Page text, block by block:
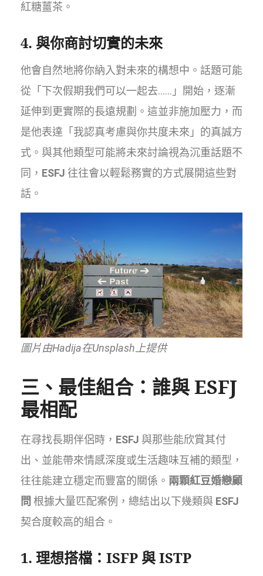
紅糖薑茶。
4. 與你商討切實的未來
他會自然地將你納入對未來的構想中。話題可能
從「下次假期我們可以一起去……」開始，逐漸
延伸到更實際的長遠規劃。這並非施加壓力，而
是他表達「我認真考慮與你共度未來」的真誠方
式。與其他類型可能將未來討論視為沉重話題不
同， ESFJ 往往會以輕鬆務實的方式展開這些對
話。
圖片由Hadija在Unsplash上提供
三、最佳組合：誰與ESFJ
最相配
在尋找長期伴侶時， ESFJ 與那些能欣賞其付
出、並能帶來情感深度或生活趣味互補的類型，
往往能建立穩定而豐富的關係。 兩顆紅豆婚戀顧
問 根據大量匹配案例，總結出以下幾類與 ESFJ
契合度較高的組合。
1. 理想搭檔： ISFP 與ISTP